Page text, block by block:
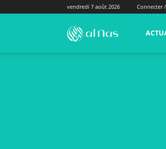
vendredi 7 août 2026 Connecter
alNas.fr